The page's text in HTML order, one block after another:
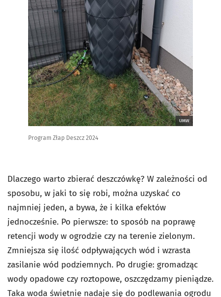
UMW
Program Złap Deszcz 2024
Dlaczego warto zbierać deszczówkę? W zależności od
sposobu, w jaki to się robi, można uzyskać co
najmniej jeden, a bywa, że i kilka efektów
jednocześnie. Po pierwsze: to sposób na poprawę
retencji wody w ogrodzie czy na terenie zielonym.
Zmniejsza się ilość odpływających wód i wzrasta
zasilanie wód podziemnych. Po drugie: gromadząc
wody opadowe czy roztopowe, oszczędzamy pieniądze.
Taka woda świetnie nadaje się do podlewania ogrodu